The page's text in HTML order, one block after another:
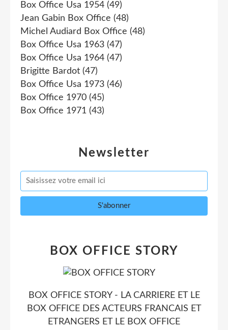
Newsletter
Box Office Usa 1954 (49)
Jean Gabin Box Office (48)
Michel Audiard Box Office (48)
Box Office Usa 1963 (47)
Box Office Usa 1964 (47)
Brigitte Bardot (47)
Box Office Usa 1973 (46)
Box Office 1970 (45)
Box Office 1971 (43)
BOX OFFICE STORY
BOX OFFICE STORY - LA CARRIERE ET LE
BOX OFFICE DES ACTEURS FRANCAIS ET
ETRANGERS ET LE BOX OFFICE